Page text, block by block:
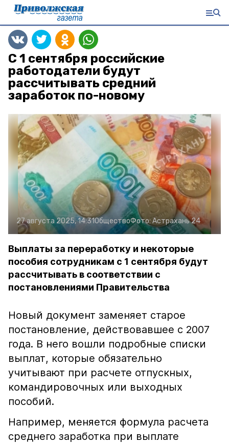
С 1 сентября российские
работодатели будут
рассчитывать средний
заработок по-новому
27 августа 2025, 14:31ОбществоФото:Астрахань 24
Выплаты за переработку и некоторые
пособия сотрудникам с 1 сентября будут
рассчитывать в соответствии с
постановлениями Правительства
Новый документ заменяет старое
постановление, действовавшее с 2007
года. В него вошли подробные списки
выплат, которые обязательно
учитывают при расчете отпускных,
командировочных или выходных
пособий.
Например, меняется формула расчета
среднего заработка при выплате